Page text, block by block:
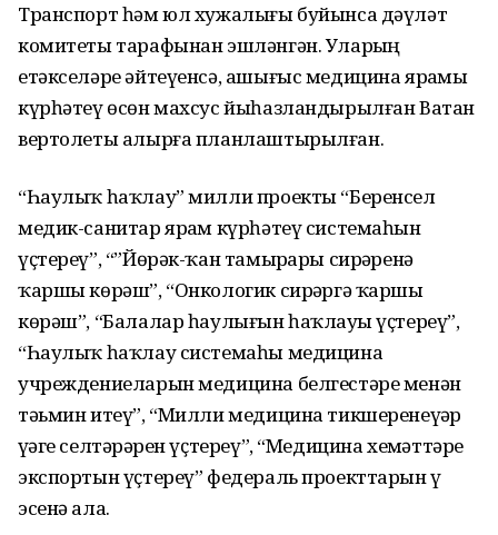
Транспорт һәм юл хужалығы буйынса дәүләт
комитеты тарафынан эшләнгән. Уларҙың
етәкселәре әйтеүенсә, ашығыс медицина ярҙамы
күрһәтеү өсөн махсус йыһазландырылған Ватан
вертолеты алырға планлаштырылған.
“Һаулыҡ һаҡлау” милли проекты “Беренсел
медик-санитар ярҙам күрһәтеү системаһын
үҫтереү”, “”Йөрәк-ҡан тамырҙары сирҙәренә
ҡаршы көрәш”, “Онкологик сирҙәргә ҡаршы
көрәш”, “Балалар һаулығын һаҡлауҙы үҫтереү”,
“Һаулыҡ һаҡлау системаһы медицина
учреждениеларын медицина белгестәре менән
тәьмин итеү”, “Милли медицина тикшеренеүҙәр
үҙәге селтәрҙәрен үҫтереү”, “Медицина хеҙмәттәре
экспортын үҫтереү” федераль проекттарын үҙ
эсенә ала.